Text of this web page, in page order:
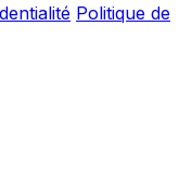
Politique de